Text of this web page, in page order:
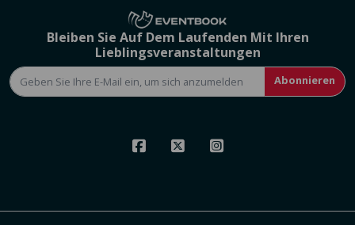
Bleiben Sie Auf Dem Laufenden Mit Ihren
Lieblingsveranstaltungen
Abonnieren